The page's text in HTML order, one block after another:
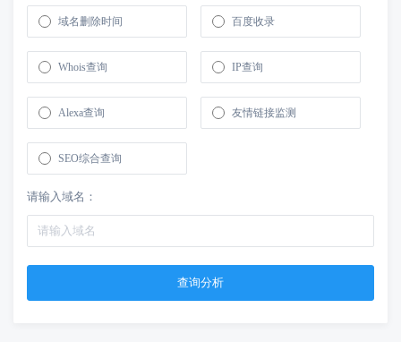
域名删除时间 百度收录
Whois查询 IP查询
Alexa查询 友情链接监测
SEO综合查询
请输入域名：